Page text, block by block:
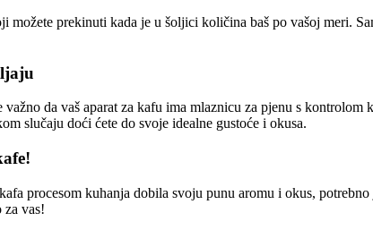
možete prekinuti kada je u šoljici količina baš po vašoj meri.
da vaš aparat za kafu ima mlaznicu za pjenu s
slučaju doći ćete do svoje idealne gustoće i okusa.
procesom kuhanja dobila svoju punu aromu i okus,
za vas!